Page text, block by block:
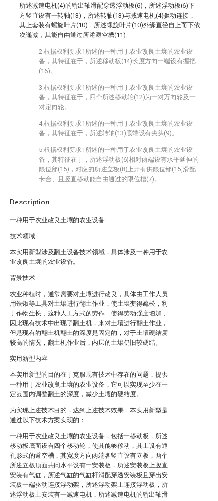
Description
一种用于农业改良土壤的农业设备
技术领域
本实用新型涉及翻土设备技术领域，具体涉及一种用于农
业改良土壤的农业设备。
背景技术
农业种植时，通常需要对土壤进行改良，具体由工作人员
用铁锹等工具对土壤进行翻土作业，使土壤变得疏松，利
于作物生长，这种人工方式的劳作，使得劳动强度增加，
因此现有技术中出现了翻土机，来对土壤进行翻土作业，
但是现有的翻土机翻土的深度是固定的，对于土壤硬结度
较高的情况，翻土机作业后，内层的土壤仍旧较硬结。
实用新型内容
本实用新型的目的在于克服现有技术中存在的问题，提供
一种用于农业改良土壤的农业设备，它可以实现至少在一
定范围内调整翻土的深度，减少土壤的硬结度。
为实现上述技术目的，达到上述技术效果，本实用新型是
通过以下技术方案实现的：
一种用于农业改良土壤的农业设备，包括一移动板，所述
移动板底面设有四个移动轮，使其能够移动，其上设有通
孔形式的避空槽，其宽度方向两端各竖直设有立板，两个
所述立板顶面共同水平设有一安装板，所述安装板上竖直
安装有气缸，所述气缸的气缸杆滑配穿透安装板且穿出安
装板一端驱动连接浮动架，所述浮动架上连接浮动板，所
述浮动板上安装有一减速电机，所述减速电机的输出轴滑
所述减速电机(4)的输出轴滑配穿透浮动板(6)，所述浮动板(6)下
方竖直设有一转轴(13)，所述转轴(13)与减速电机(4)驱动连接，
其上套装有螺旋叶片(10)，所述螺旋叶片(10)外缘直径自上而下依
次递减，其能自由通过所述避空槽(11)。
2.根据权利要求1所述的一种用于农业改良土壤的农业设
备，其特征在于，所述移动板(14)长度方向一端设有握把
(16)。
3.根据权利要求1所述的一种用于农业改良土壤的农业设
备，其特征在于，四个所述移动轮(12)为一对万向轮及一
对定向轮。
4.根据权利要求1所述的一种用于农业改良土壤的农业设
备，其特征在于，所述转轴(13)底端设有尖头(9)。
5.根据权利要求1所述的一种用于农业改良土壤的农业设
备，其特征在于，所述浮动板(6)相对两端设有水平延伸的
限位部(15)，对应的所述立板(8)上开有供限位部(15)滑配
卡合、且竖直移动能自由通过的限位槽(7)。